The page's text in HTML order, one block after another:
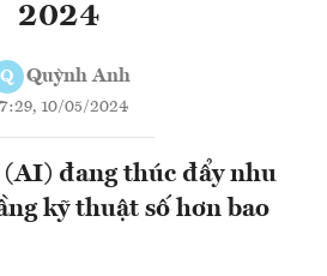
2024
Q Quỳnh Anh
10/05/2024
đang thúc đẩy nhu
kỹ thuật số hơn bao